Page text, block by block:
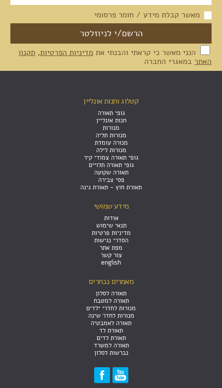
מאשר קבלת מידע / חומר פרסומי
הנני מאשר כי קראתי והבנתי את מדיניות הפרטיות, תקנון
האתר במאגרי החברה
קטלוג וחנות אונליין
גופי תאורה
חנות אונליין
מנורות
מנורות תליה
מנורה עומדת
מנורות לילה
גופי תאורה צמודי קיר
גופי תאורה תלויים
תאורה שקועה
פסי צבירה
תאורת חוץ - תאורת גינה
מידע שמושי
אודות
תנאי שימוש
מדיניות פרטיות
הסדרי נגישות
מפת אתר
צור קשר
english
מאמרים נבחרים
תאורה לסלון
תאורה למטבח
מנורות לחדרי ילדים
מנורות לחדר שינה
תאורה לאמבטיה
תאורת לד
תאורת לדים
תאורה למשרד
נברשות לסלון